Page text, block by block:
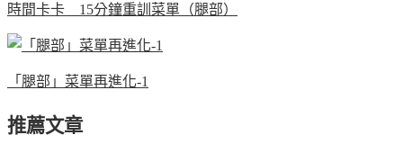
時間卡卡 15分鐘重訓菜單（腿部）
「腿部」菜單再進化-1
推薦文章